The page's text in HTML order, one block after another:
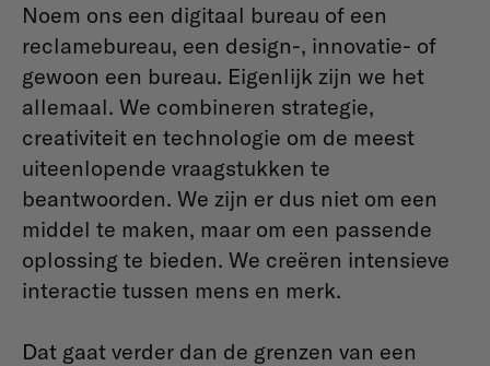
Noem ons een digitaal bureau of een
reclamebureau, een design-, innovatie- of
gewoon een bureau. Eigenlijk zijn we het
allemaal. We combineren strategie,
creativiteit en technologie om de meest
uiteenlopende vraagstukken te
beantwoorden. We zijn er dus niet om een
middel te maken, maar om een passende
oplossing te bieden. We creëren intensieve
interactie tussen mens en merk.
Dat gaat verder dan de grenzen van een